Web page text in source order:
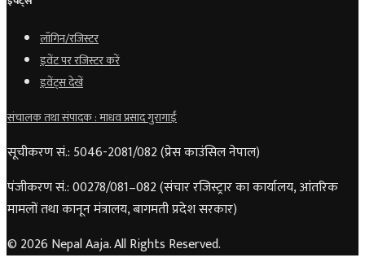
लॉगिन/रजिस्टर
इवेंट पर रजिस्टर करें
इवेंट्स देखें
संचालक तथा संपादक : माधव प्रसाद गुरागाईं
सूचीकरण सं.: 5046-2081/082 (प्रेस काउंसिल नेपाल)
पंजीकरण सं.: 00278/081–082 (संचार रजिस्ट्रार का कार्यालय, आंतरिक
मामलों तथा कानून मंत्रालय, बागमती प्रदेश सरकार)
© 2026 Nepal Aaja. All Rights Reserved.